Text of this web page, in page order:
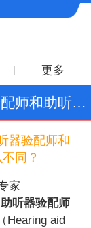
更多
器验配师和
同？
家
助听器验配师
Hearing aid